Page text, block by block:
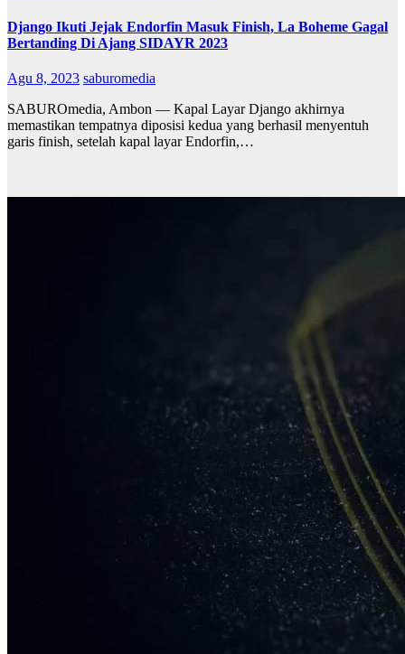
Django Ikuti Jejak Endorfin Masuk Finish, La Boheme Gagal
Bertanding Di Ajang SIDAYR 2023
Agu 8, 2023 saburomedia
SABUROmedia, Ambon — Kapal Layar Django akhirnya
memastikan tempatnya diposisi kedua yang berhasil menyentuh
garis finish, setelah kapal layar Endorfin,…